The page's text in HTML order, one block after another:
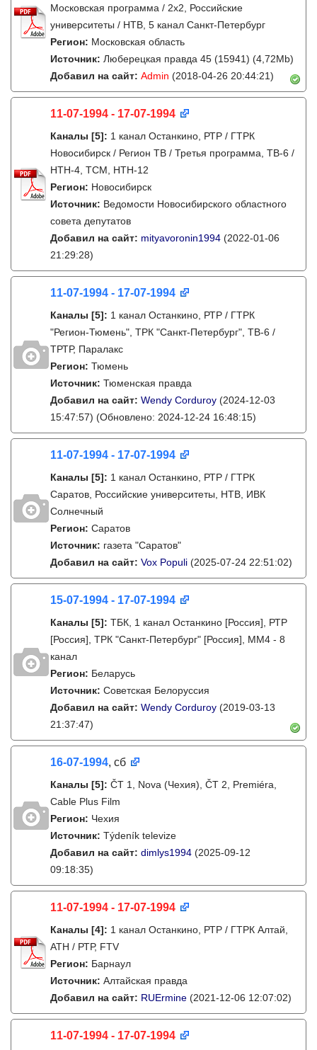
Московская программа / 2x2, Российские
университеты / НТВ, 5 канал Санкт-Петербург
Регион: Московская область
Источник: Люберецкая правда 45 (15941) (4,72Mb)
Добавил на сайт: Admin (2018-04-26 20:44:21)
11-07-1994 - 17-07-1994
Каналы [5]: 1 канал Останкино, РТР / ГТРК
Новосибирск / Регион ТВ / Третья программа, ТВ-6 /
НТН-4, ТСМ, НТН-12
Регион: Новосибирск
Источник: Ведомости Новосибирского областного
совета депутатов
Добавил на сайт: mityavoronin1994 (2022-01-06
21:29:28)
11-07-1994 - 17-07-1994
Каналы [5]: 1 канал Останкино, РТР / ГТРК
"Регион-Тюмень", ТРК "Санкт-Петербург", ТВ-6 /
ТРТР, Паралакс
Регион: Тюмень
Источник: Тюменская правда
Добавил на сайт: Wendy Corduroy (2024-12-03
15:47:57) (Обновлено: 2024-12-24 16:48:15)
11-07-1994 - 17-07-1994
Каналы [5]: 1 канал Останкино, РТР / ГТРК
Саратов, Российские университеты, НТВ, ИВК
Солнечный
Регион: Саратов
Источник: газета "Саратов"
Добавил на сайт: Vox Populi (2025-07-24 22:51:02)
15-07-1994 - 17-07-1994
Каналы [5]: ТБК, 1 канал Останкино [Россия], РТР
[Россия], ТРК "Санкт-Петербург" [Россия], ММ4 - 8
канал
Регион: Беларусь
Источник: Советская Белоруссия
Добавил на сайт: Wendy Corduroy (2019-03-13
21:37:47)
16-07-1994, сб
Каналы [5]: ČT 1, Nova (Чехия), ČT 2, Premiéra,
Cable Plus Film
Регион: Чехия
Источник: Týdeník televize
Добавил на сайт: dimlys1994 (2025-09-12
09:18:35)
11-07-1994 - 17-07-1994
Каналы [4]: 1 канал Останкино, РТР / ГТРК Алтай,
АТН / РТР, FTV
Регион: Барнаул
Источник: Алтайская правда
Добавил на сайт: RUErmine (2021-12-06 12:07:02)
11-07-1994 - 17-07-1994